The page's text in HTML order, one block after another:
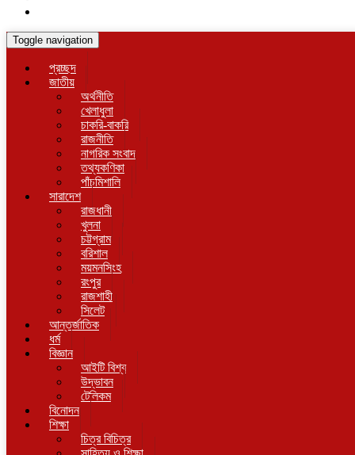
Toggle navigation
প্রচ্ছদ
জাতীয়
অর্থনীতি
খেলাধুলা
চাকরি-বাকরি
রাজনীতি
নাগরিক সংবাদ
তথ্যকণিকা
পাঁচমিশালি
সারাদেশ
রাজধানী
খুলনা
চট্টগ্রাম
বরিশাল
ময়মনসিংহ
রংপুর
রাজশাহী
সিলেট
আন্তর্জাতিক
ধর্ম
বিজ্ঞান
আইটি বিশ্ব
উদ্ভাবন
টেলিকম
বিনোদন
শিক্ষা
চিত্র বিচিত্র